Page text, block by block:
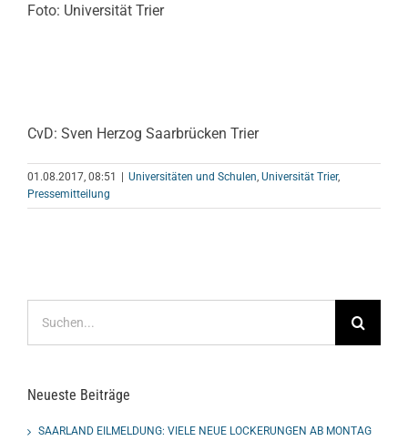
Foto: Universität Trier
CvD: Sven Herzog Saarbrücken Trier
01.08.2017, 08:51 | Universitäten und Schulen Universität Trier,
Pressemitteilung
nach:
Neueste Beiträge
SAARLAND EILMELDUNG: VIELE NEUE LOCKERUNGEN AB MONTAG